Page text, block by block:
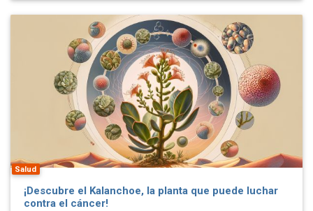
Salud
¡Descubre el Kalanchoe, la planta que puede luchar
contra el cáncer!